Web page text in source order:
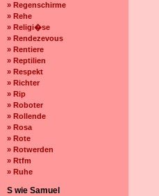
» Regenschirme
» Rehe
» Religi�se
» Rendezevous
» Rentiere
» Reptilien
» Respekt
» Richter
» Rip
» Roboter
» Rollende
» Rosa
» Rote
» Rotwerden
» Rtfm
» Ruhe
S wie Samuel